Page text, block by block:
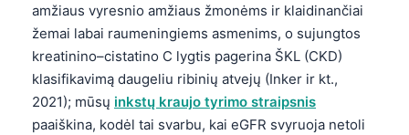
amžiaus vyresnio amžiaus žmonėms ir klaidinančiai
žemai labai raumeningiems asmenims, o sujungtos
kreatinino–cistatino C lygtis pagerina ŠKL (CKD)
klasifikavimą daugeliu ribinių atvejų (Inker ir kt.,
2021); mūsų inkstų kraujo tyrimo straipsnis
paaiškina, kodėl tai svarbu, kai eGFR svyruoja netoli